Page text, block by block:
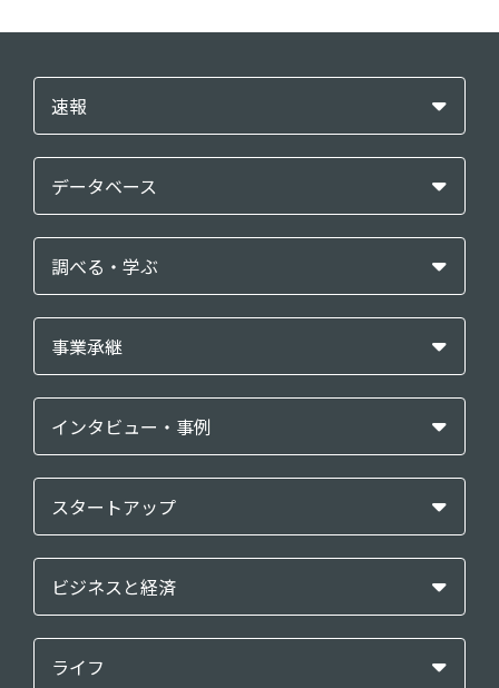
速報
データベース
調べる・学ぶ
事業承継
インタビュー・事例
スタートアップ
ビジネスと経済
ライフ